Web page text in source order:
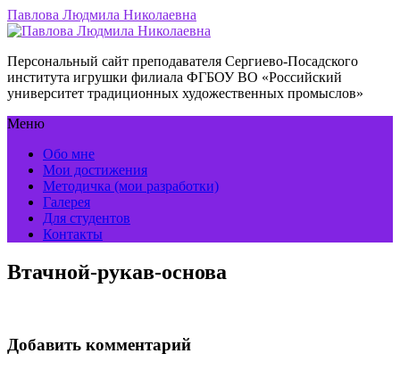
Павлова Людмила Николаевна
Персональный сайт преподавателя Сергиево-Посадского
института игрушки филиала ФГБОУ ВО «Российский
университет традиционных художественных промыслов»
Меню
Обо мне
Мои достижения
Методичка (мои разработки)
Галерея
Для студентов
Контакты
Втачной-рукав-основа
Добавить комментарий